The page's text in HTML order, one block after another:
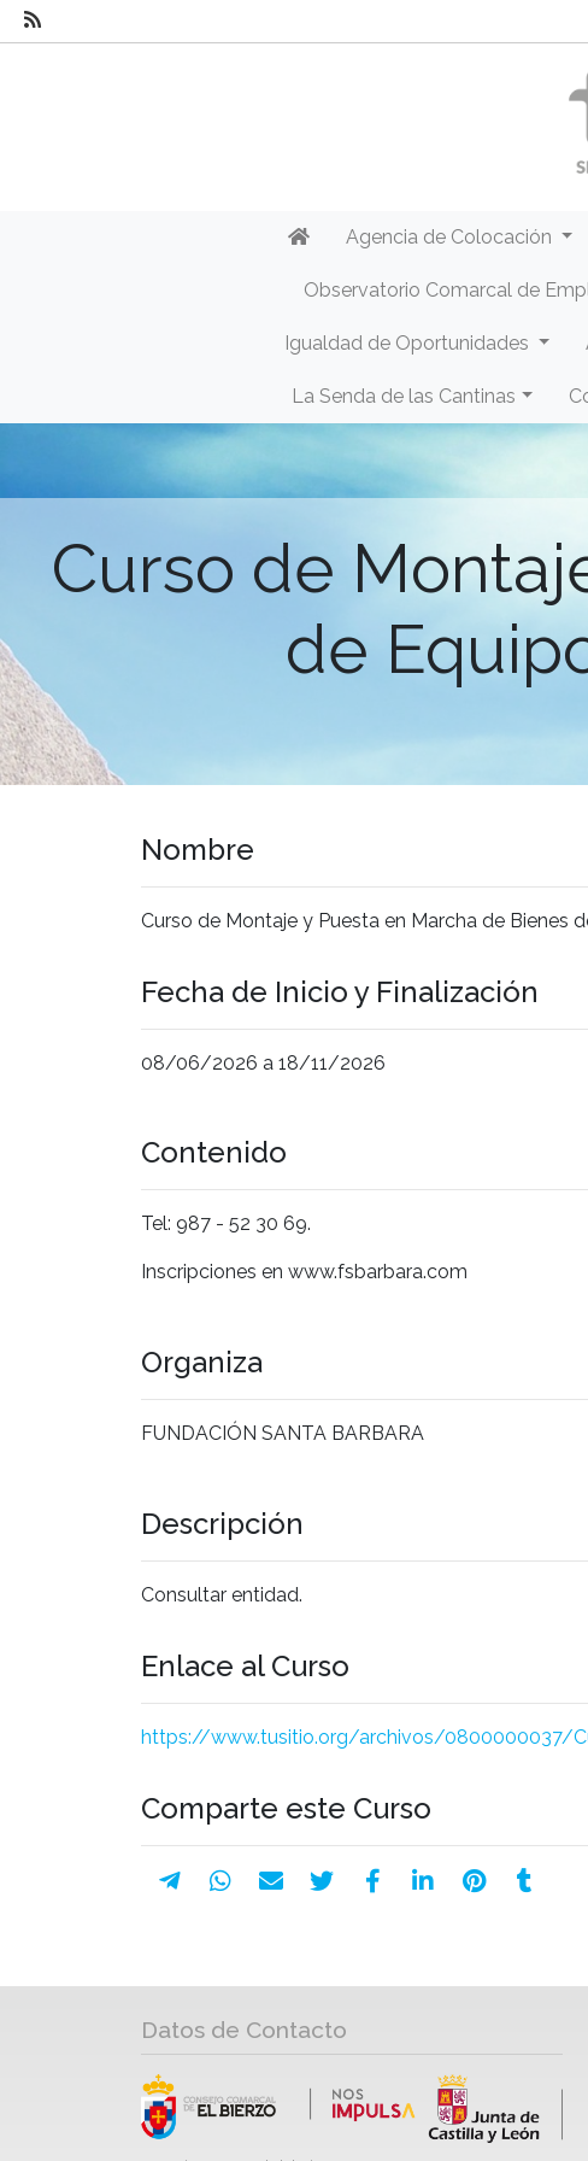
Agencia de Colocación
Observatorio Comarcal de
Igualdad de Oportunidades
La Senda de las Cantinas
Curso de
de
Nombre
Curso de Montaje y Puesta en Marcha de Bienes
Fecha de Inicio y Finalización
08/06/2026 a 18/11/2026
Contenido
Tel: 987 - 52 30 69.
Inscripciones en www.fsbarbara.com
Organiza
FUNDACIÓN SANTA BARBARA
Descripción
Consultar entidad.
Enlace al Curso
https://www.tusitio.org/archivos/0800000037/
Comparte este Curso
Datos de Contacto